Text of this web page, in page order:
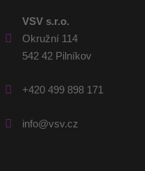
VSV s.r.o.
Okružní 114
542 42 Pilníkov
+420 499 898 171
info@vsv.cz